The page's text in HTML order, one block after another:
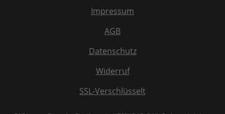
Impressum
AGB
Datenschutz
Widerruf
SSL-Verschlüsselt